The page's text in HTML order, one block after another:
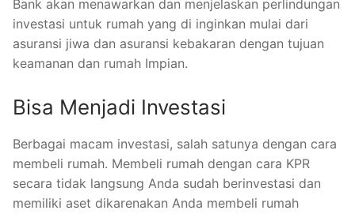
Bank akan menawarkan dan menjelaskan perlindungan
investasi untuk rumah yang di inginkan mulai dari
asuransi jiwa dan asuransi kebakaran dengan tujuan
keamanan dan rumah Impian.
Bisa Menjadi Investasi
Berbagai macam investasi, salah satunya dengan cara
membeli rumah. Membeli rumah dengan cara KPR
secara tidak langsung Anda sudah berinvestasi dan
memiliki aset dikarenakan Anda membeli rumah